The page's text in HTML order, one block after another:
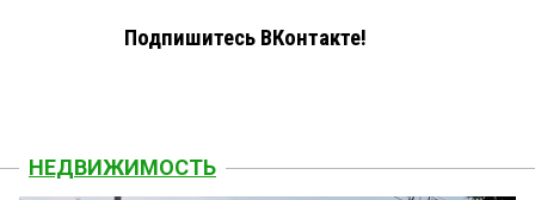
Подпишитесь ВКонтакте!
НЕДВИЖИМОСТЬ